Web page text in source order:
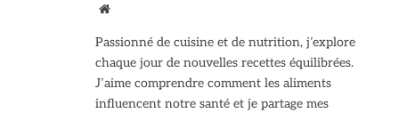
Site
Passionné de cuisine et de nutrition, j’explore
chaque jour de nouvelles recettes équilibrées.
J’aime comprendre comment les aliments
influencent notre santé et je partage mes